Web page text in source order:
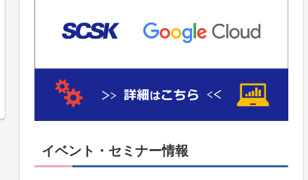
イベント・セミナー情報